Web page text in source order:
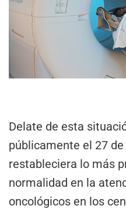
Delate de esta
públicamente el 27
restableciera lo más
normalidad en la
oncológicos en los